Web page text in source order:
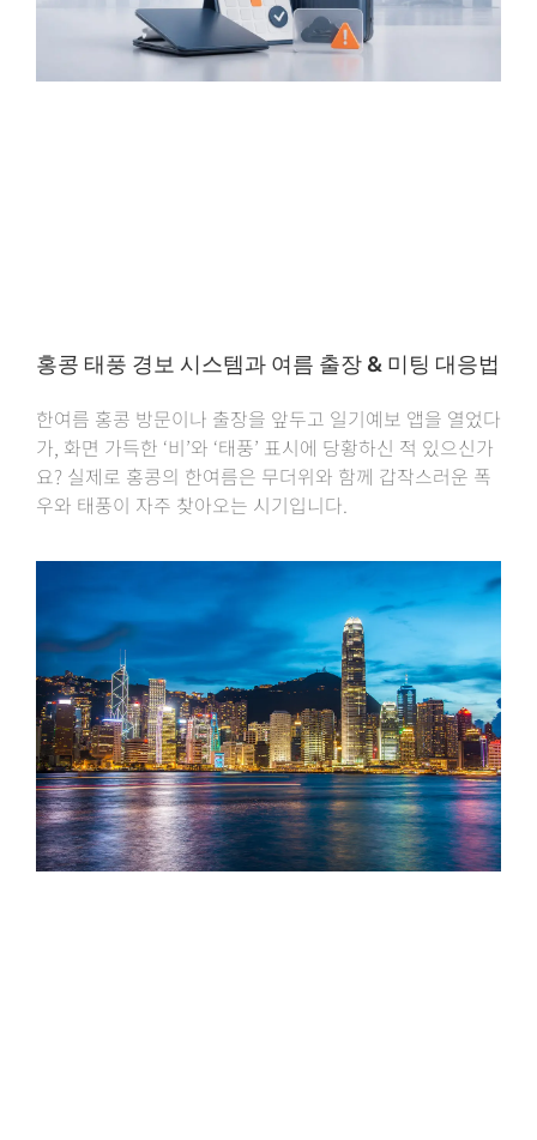
홍콩 태풍 경보 시스템과 여름 출장 & 미팅 대응법
한여름 홍콩 방문이나 출장을 앞두고 일기예보 앱을 열었다
가, 화면 가득한 ‘비’와 ‘태풍’ 표시에 당황하신 적 있으신가
요? 실제로 홍콩의 한여름은 무더위와 함께 갑작스러운 폭
우와 태풍이 자주 찾아오는 시기입니다.